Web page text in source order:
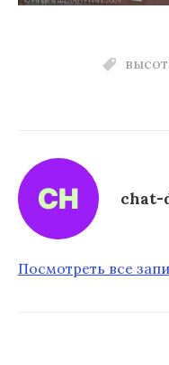
chat-
Посмотреть все